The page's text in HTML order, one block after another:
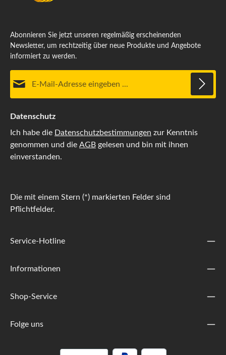
Abonnieren Sie jetzt unseren regelmäßig erscheinenden
Newsletter, um rechtzeitig über neue Produkte und Angebote
informiert zu werden.
Datenschutz
Ich habe die Datenschutzbestimmungen zur Kenntnis
genommen und die AGB gelesen und bin mit ihnen
einverstanden.
Die mit einem Stern (*) markierten Felder sind
Pflichtfelder.
Service-Hotline
Informationen
Shop-Service
Folge uns